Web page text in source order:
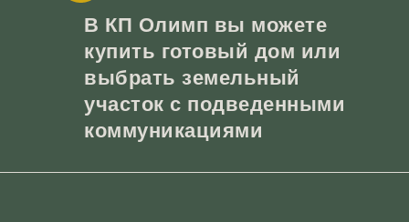
В КП Олимп вы можете
купить готовый дом или
выбрать земельный
участок с подведенными
коммуникациями